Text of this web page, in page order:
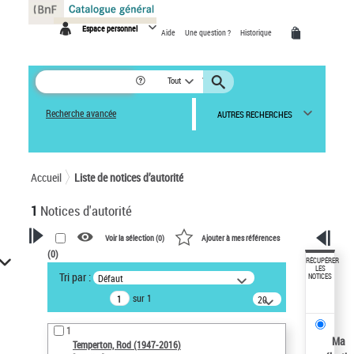
Espace personnel Aide Une question ? Historique
Tout
Recherche avancée AUTRES RECHERCHES
Accueil Liste de notices d’autorité
1 Notices d'autorité
VOTRE RECHERCHE
Recherche avancée dans les
notices d’autorité
Œuvres liées à l'auteur :
Temperton, Rod (1947-2016)
Voir la sélection (0) Ajouter à mes références
(0)
Tri par : Défaut
sur 1
20
résultats/page
1
Temperton, Rod (1947-2016)
RÉCUPÉRER
LES
NOTICES
Ma
Panneau de gestion des cookies